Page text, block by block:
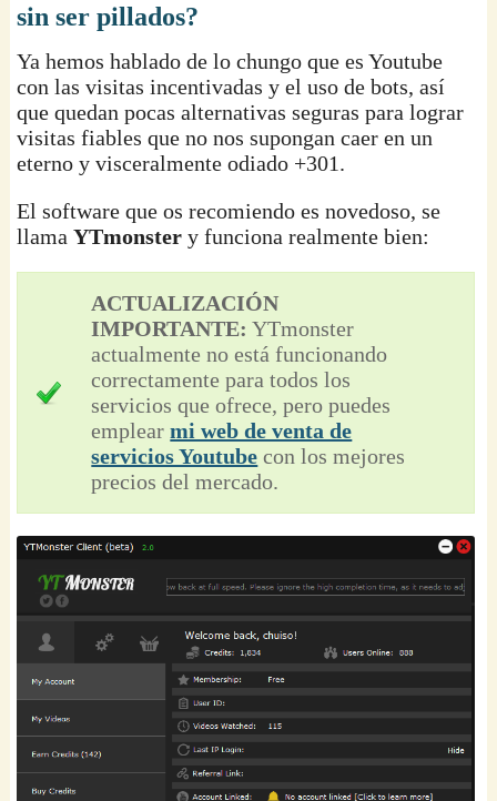
sin ser pillados?
Ya hemos hablado de lo chungo que es Youtube
con las visitas incentivadas y el uso de bots, así
que quedan pocas alternativas seguras para lograr
visitas fiables que no nos supongan caer en un
eterno y visceralmente odiado +301.
El software que os recomiendo es novedoso, se
llamaYTmonster y funciona realmente bien:
ACTUALIZACIÓN
IMPORTANTE: YTmonster
actualmente no está funcionando
correctamente para todos los
servicios que ofrece, pero puedes
emplearmi web de venta de
servicios Youtube con los mejores
precios del mercado.